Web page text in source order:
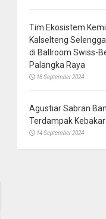
Tim Ekosistem
Kalselteng
di Ballroom Swiss-
Palangka Raya
18 September 2024
Agustiar Sabran
Terdampak
14 September 2024